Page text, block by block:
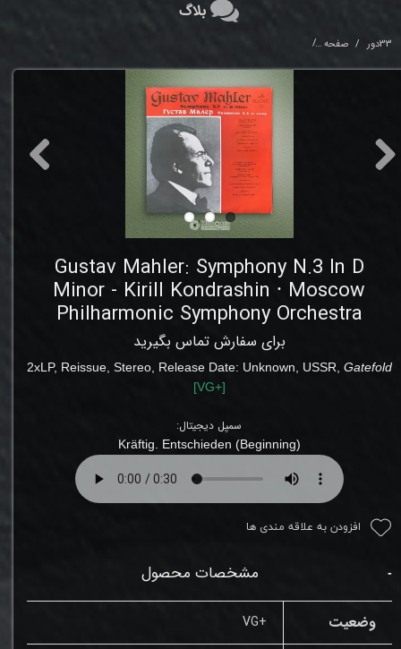
33دور صفحه
Gustav Mahler: Symphony N.3 In D
Minor - Kirill Kondrashin ⸱ Moscow
Philharmonic Symphony Orchestra
برای سفارش تماس بگیرید
2xLP, Reissue, Stereo, Release Date: Unknown USSR, Gatefold
[VG+]
سمپل دیجیتال:
Kräftig. Entschieden (Beginning)
افزودن به علاقه مندی ها
مشخصات محصول
وضعیت +VG
بلاگ